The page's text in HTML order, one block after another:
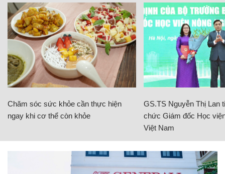
Chăm sóc sức khỏe cần thực hiện
ngay khi cơ thể còn khỏe
GS.TS Nguyễn Thị Lan
chức Giám đốc Học
Việt Nam